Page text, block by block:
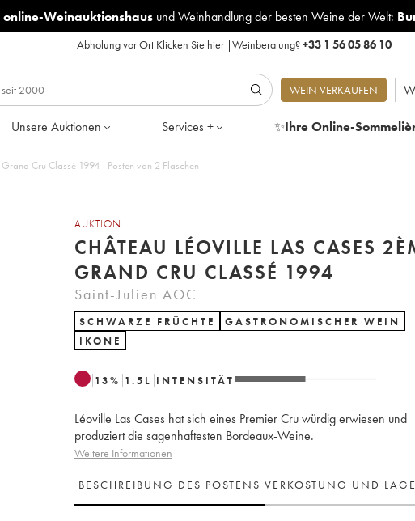
online-Weinauktionshausund Weinhandlung der besten Weine der Welt:
Abholung vor Ort Klicken Sie hier|Weinberatung?+33 1 56 05 86 10
WEIN VERKAUFEN
Unsere Auktionen Services + ✨Ihre Online-
Château Léoville Las Cases 2ème Grand Cru Classé 1994 - Posten von 2 Flaschen
AUKTION
CHÂTEAU LÉOVILLE LAS CASES
GRAND CRU CLASSÉ 1994
Saint-Julien AOC
SCHWARZE FRÜCHTE
GASTRONOMISCHER WEIN
IKONE
13% 1.5 L INTENSITÄT
Léoville Las Cases hat sich eines Premier Cru würdig erwiesen und
produziert die sagenhaftesten Bordeaux-Weine.
Weitere Informationen
BESCHREIBUNG DES POSTENS VERKOSTUNG UND